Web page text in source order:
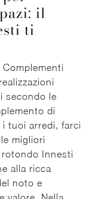
il
ti
secondo le
di
tuoi arredi, farci
migliori
Innesti
alla ricca
noto e